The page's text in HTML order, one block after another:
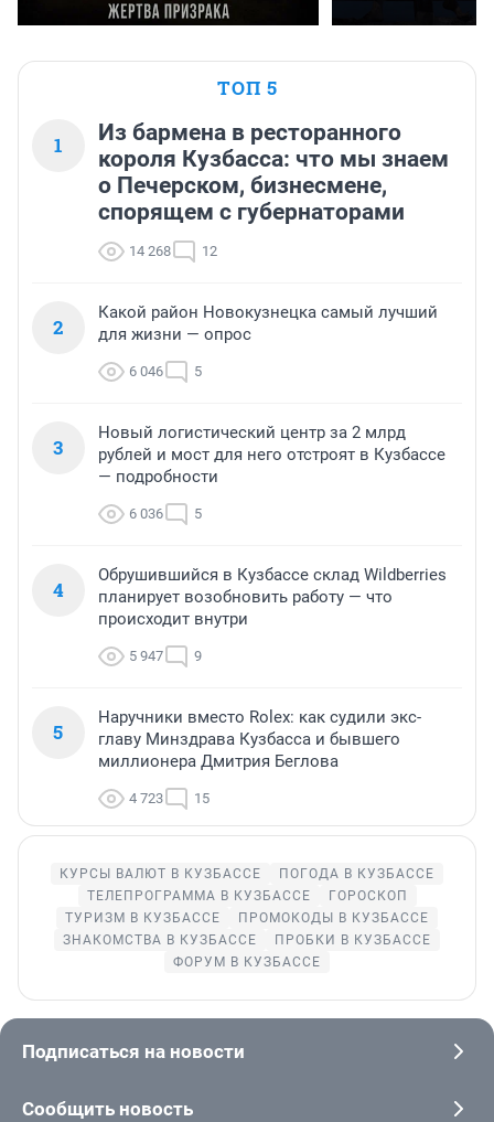
ТОП 5
1
Из бармена в ресторанного
короля Кузбасса: что мы знаем
о Печерском, бизнесмене,
спорящем с губернаторами
14 268 12
2
Какой район Новокузнецка самый лучший
для жизни — опрос
6 046 5
3
Новый логистический центр за 2 млрд
рублей и мост для него отстроят в Кузбассе
— подробности
6 036 5
4
Обрушившийся в Кузбассе склад Wildberries
планирует возобновить работу — что
происходит внутри
5 947 9
5
Наручники вместо Rolex: как судили экс-
главу Минздрава Кузбасса и бывшего
миллионера Дмитрия Беглова
4 723 15
КУРСЫ ВАЛЮТ В КУЗБАССЕ
ПОГОДА В КУЗБАССЕ
ТЕЛЕПРОГРАММА В КУЗБАССЕ
ГОРОСКОП
ТУРИЗМ В КУЗБАССЕ
ПРОМОКОДЫ В КУЗБАССЕ
ЗНАКОМСТВА В КУЗБАССЕ
ПРОБКИ В КУЗБАССЕ
ФОРУМ В КУЗБАССЕ
Подписаться на новости
Сообщить новость